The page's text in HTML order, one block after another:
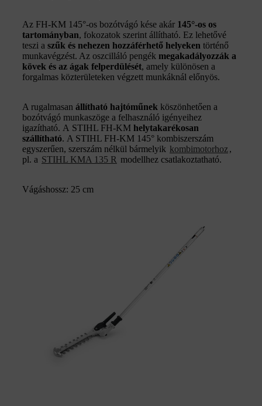
Az FH-KM 145°-os bozótvágó kése akár 145°-os os
tartományban, fokozatok szerint állítható. Ez lehetővé
teszi a szűk és nehezen hozzáférhető helyeken történő
munkavégzést. Az oszcilláló pengék megakadályozzák a
kövek és az ágak felperdülését, amely különösen a
forgalmas közterületeken végzett munkáknál előnyös.
A rugalmasan állítható hajtóműnek köszönhetően a
bozótvágó munkaszöge a felhasználó igényeihez
igazítható. A STIHL FH-KM helytakarékosan
szállítható. A STIHL FH-KM 145° kombiszerszám
egyszerűen, szerszám nélkül bármelyik kombimotorhoz,
pl. a STIHL KMA 135 R modellhez csatlakoztatható.
Vágáshossz: 25 cm